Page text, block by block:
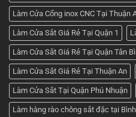
Làm Cửa Cổng inox CNC Tại Thuận
Làm Cửa Sắt Giá Rẻ Tại Quận 1
Làm Cửa Sắt Giá Rẻ Tại Quận Tân
Làm Cửa Sắt Giá Rẻ Tại Thuận An
Làm Cửa Sắt Tại Quận Phú Nhuận
Làm hàng rào chông sắt đặc tại